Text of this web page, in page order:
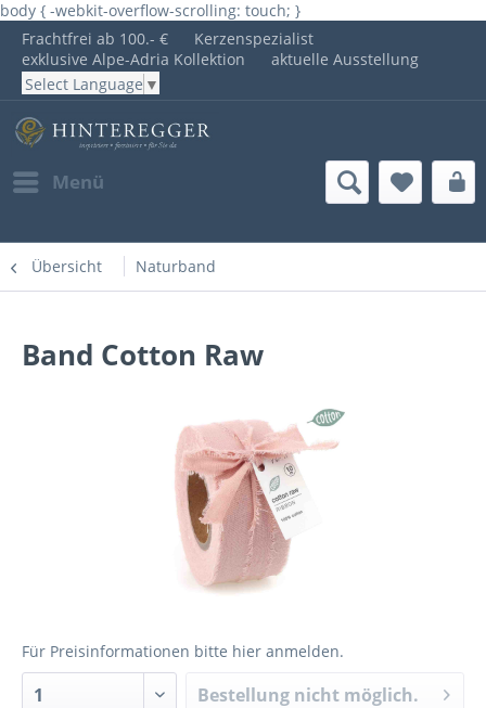
body { -webkit-overflow-scrolling: touch; }
Frachtfrei ab 100.- €
Kerzenspezialist
exklusive Alpe-Adria Kollektion
aktuelle Ausstellung
Select Language ▼
Menü
Übersicht Naturband
Band Cotton Raw
Für Preisinformationen bitte hier anmelden.
Bestellung nicht möglich.